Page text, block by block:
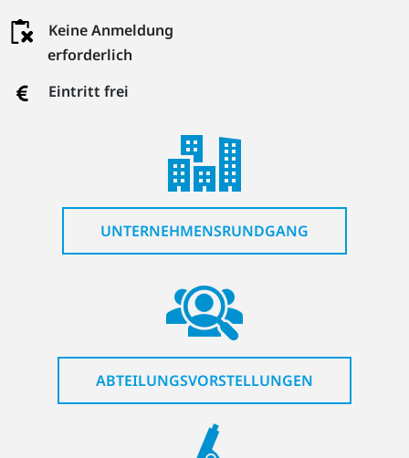
Keine Anmeldung
erforderlich
Eintritt frei
UNTERNEHMENSRUNDGANG
ABTEILUNGSVORSTELLUNGEN